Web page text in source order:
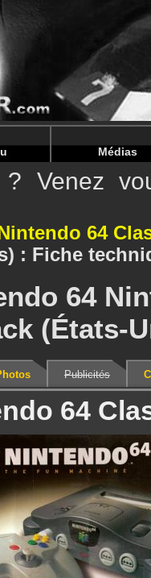
in /
in /
Médias
Venez
64
: Fiche
64
(États-
Publicités
64